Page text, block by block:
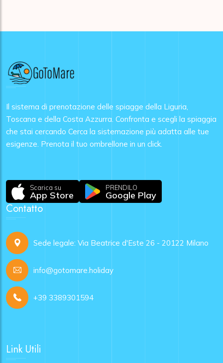
Il sistema di prenotazione delle spiagge della Liguria,
Toscana e della Costa Azzurra. Confronta e scegli la spiaggia
che stai cercando Cerca la sistemazione più adatta alle tue
esigenze. Prenota il tuo ombrellone in un click.
Scarica su
App Store
PRENDILO
Google Play
Contatto
Sede legale: Via Beatrice d'Este 26 - 20122 Milano
info@gotomare.holiday
+39 3389301594
Link Utili